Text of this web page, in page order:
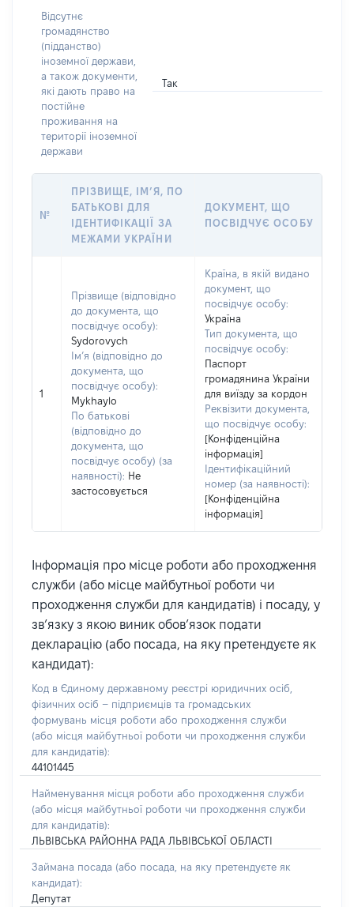
Відсутнє
громадянство
(підданство)
іноземної держави,
а також документи,
які дають право на
постійне
проживання на
території іноземної
держави
Так
№
ПРІЗВИЩЕ, ІМ’Я, ПО
БАТЬКОВІ ДЛЯ
ІДЕНТИФІКАЦІЇ ЗА
МЕЖАМИ УКРАЇНИ
ДОКУМЕНТ, ЩО
ПОСВІДЧУЄ ОСОБУ
1
Прізвище (відповідно
до документа, що
посвідчує особу):
Sydorovych
Ім’я (відповідно до
документа, що
посвідчує особу):
Mykhaylo
По батькові
(відповідно до
документа, що
посвідчує особу) (за
наявності): Не
застосовується
Країна, в якій видано
документ, що
посвідчує особу:
Україна
Тип документа, що
посвідчує особу:
Паспорт
громадянина України
для виїзду за кордон
Реквізити документа,
що посвідчує особу:
[Конфіденційна
інформація]
Ідентифікаційний
номер (за наявності):
[Конфіденційна
інформація]
Інформація про місце роботи або проходження
служби (або місце майбутньої роботи чи
проходження служби для кандидатів) і посаду, у
зв’язку з якою виник обов’язок подати
декларацію (або посада, на яку претендуєте як
кандидат):
Код в Єдиному державному реєстрі юридичних осіб,
фізичних осіб – підприємців та громадських
формувань місця роботи або проходження служби
(або місця майбутньої роботи чи проходження служби
для кандидатів):
44101445
Найменування місця роботи або проходження служби
(або місця майбутньої роботи чи проходження служби
для кандидатів):
ЛЬВІВСЬКА РАЙОННА РАДА ЛЬВІВСЬКОЇ ОБЛАСТІ
Займана посада (або посада, на яку претендуєте як
кандидат):
Депутат